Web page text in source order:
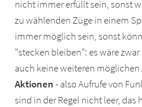
nicht immer erfüllt sein, sonst
zu wählenden Züge in einem
immer möglich sein, sonst
"stecken bleiben": es wäre
auch keine weiteren möglichen
Aktionen- also Aufrufe von
sind in der Regel nicht leer, das